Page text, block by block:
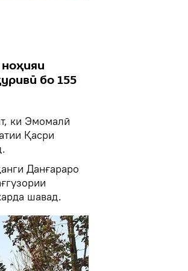
бо 155
ки Эмомалӣ
Қасри
Данғараро
шавад.